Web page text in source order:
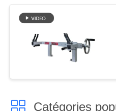
Catégories